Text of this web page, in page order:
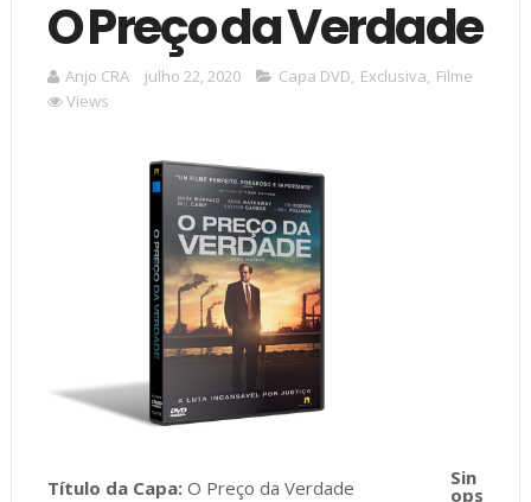
O Preço da Verdade
Anjo CRA julho 22, 2020 Capa DVD, Exclusiva, Filme
Views
Título da Capa:O Preço da Verdade